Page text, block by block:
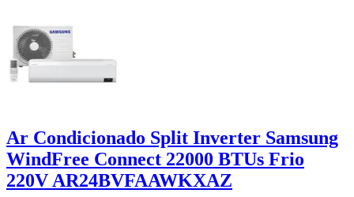
Ar Condicionado Split Inverter Samsung
WindFree Connect 22000 BTUs Frio
220V AR24BVFAAWKXAZ